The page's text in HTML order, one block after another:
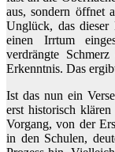
aus, sondern öffnet
Unglück, das
einen Irrtum
verdrängte
Erkenntnis. Das
Ist das nun ein
erst historisch
Vorgang, von der
in den Schulen,